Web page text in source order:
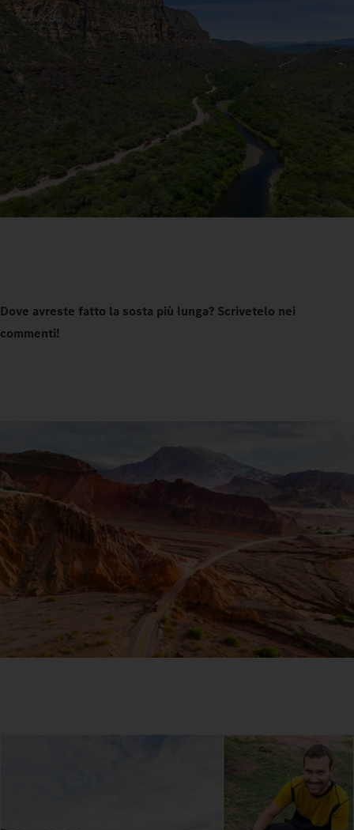
Dove avreste fatto la sosta più lunga? Scrivetelo nei
commenti!